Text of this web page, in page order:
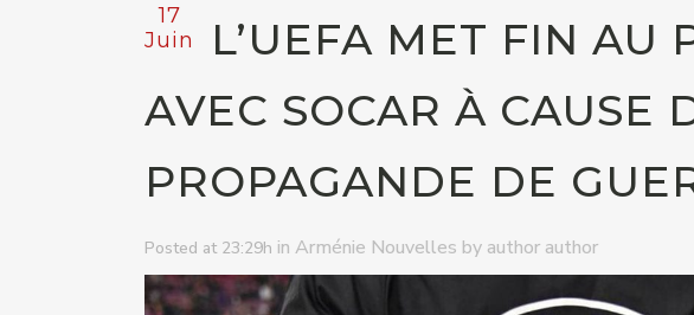
17
Juin
L’UEFA MET FIN AU
AVEC SOCAR À CAUSE
PROPAGANDE DE
Posted at 23:29h in Arménie Nouvelles by author author